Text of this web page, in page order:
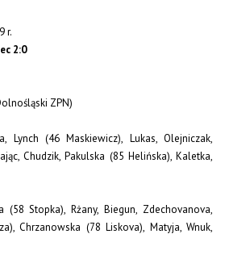
r.
2:0
ZPN)
Lynch (46 Maskiewicz), Lukas, Olejniczak,
Chudzik, Pakulska (85 Helińska), Kaletka,
(58 Stopka), Rżany, Biegun, Zdechovanova,
Chrzanowska (78 Liskova), Matyja, Wnuk,